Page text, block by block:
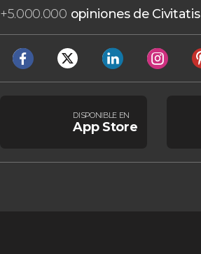
+5.000.000 opiniones de Civitatis
DISPONIBLE EN
App Store